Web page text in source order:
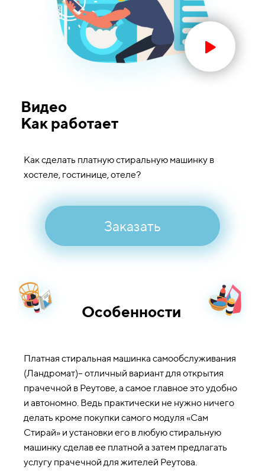
Видео
Как работает
Как сделать платную стиральную машинку в
хостеле, гостинице, отеле?
Заказать
Особенности
Платная стиральная машинка самообслуживания
(Ландромат)– отличный вариант для открытия
прачечной в Реутове, а самое главное это удобно
и автономно. Ведь практически не нужно ничего
делать кроме покупки самого модуля «Сам
Стирай» и установки его в любую стиральную
машинку сделав ее платной а затем предлагать
услугу прачечной для жителей Реутова.